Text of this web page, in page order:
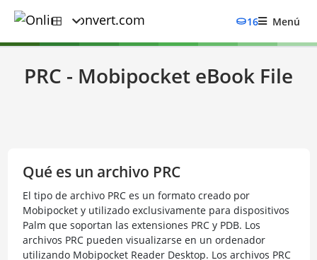
16 Menú
PRC - Mobipocket eBook File
Qué es un archivo PRC
El tipo de archivo PRC es un formato creado por
Mobipocket y utilizado exclusivamente para dispositivos
Palm que soportan las extensiones PRC y PDB. Los
archivos PRC pueden visualizarse en un ordenador
utilizando Mobipocket Reader Desktop. Los archivos PRC